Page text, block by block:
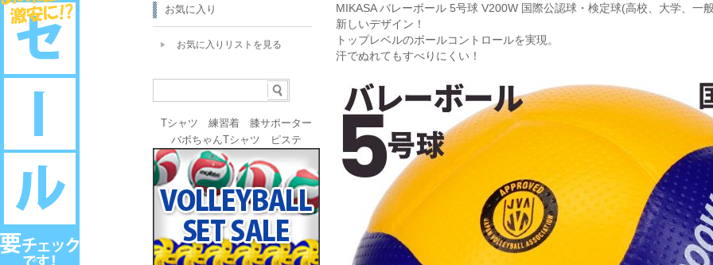
MIKASA バレーボール 5号球 V200W 国際公認球・検定球(高校、大学、一
新しいデザイン！
トップレベルのボールコントロールを実現。
汗でぬれてもすべりにくい！
お気に入り
お気に入りリストを見る
Tシャツ 練習着
膝サポーター
バボちゃんTシャツ
ピステ